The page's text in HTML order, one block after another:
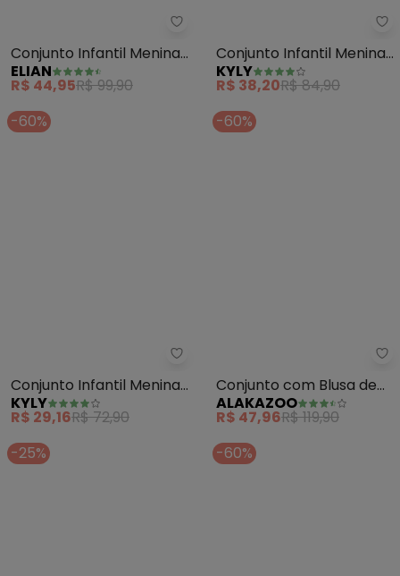
Elian - Conjunto Infantil
Conjunto Infantil Menina
Estrela-Do-Mar (Laranja)
ELIAN
Conjunto Infantil Menina
Flamingo (Laranja)
KYLY
-60%
Kyly - Conjunto Infantil Menina
Conjunto Infantil Menina
Bichinhos (Laranja)
KYLY
-60%
Conjunto com Blusa de
Alças e Shorts (Salmão)
ALAKAZOO
-25%
-60%